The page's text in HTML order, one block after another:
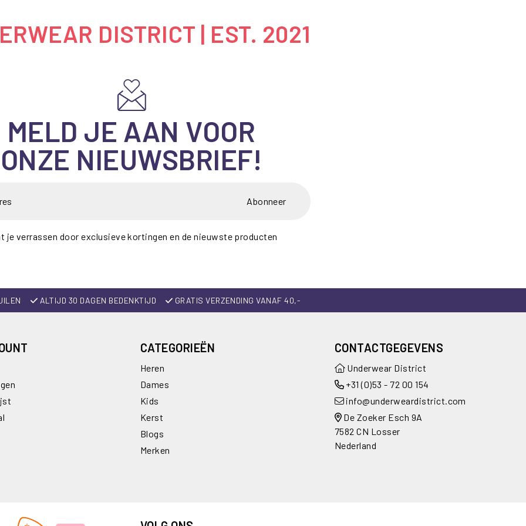
DISTRICT | EST. 2021
MELD JE AAN VOOR
ONZE NIEUWSBRIEF!
Abonneer
je verrassen door exclusieve kortingen en de nieuwste producten
ALTIJD 30 DAGEN BEDENKTIJD GRATIS VERZENDING VANAF 40,-
CATEGORIEËN
Heren
Dames
Kids
Kerst
Blogs
Merken
CONTACTGEGEVENS
Underwear District
+31 (0)53 - 72 00 154
info@underweardistrict.com
De Zoeker Esch 9A
7582 CN Losser
Nederland